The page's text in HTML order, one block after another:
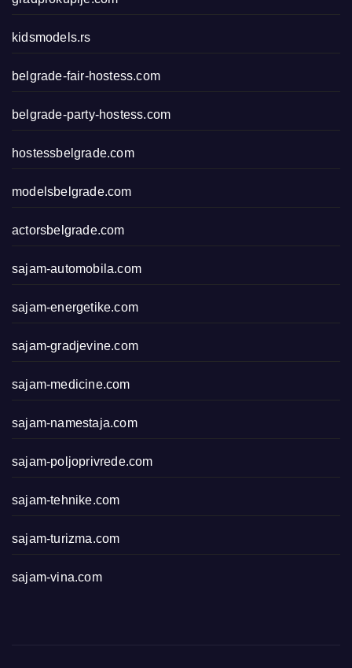
kidsmodels.rs
belgrade-fair-hostess.com
belgrade-party-hostess.com
hostessbelgrade.com
modelsbelgrade.com
actorsbelgrade.com
sajam-automobila.com
sajam-energetike.com
sajam-gradjevine.com
sajam-medicine.com
sajam-namestaja.com
sajam-poljoprivrede.com
sajam-tehnike.com
sajam-turizma.com
sajam-vina.com